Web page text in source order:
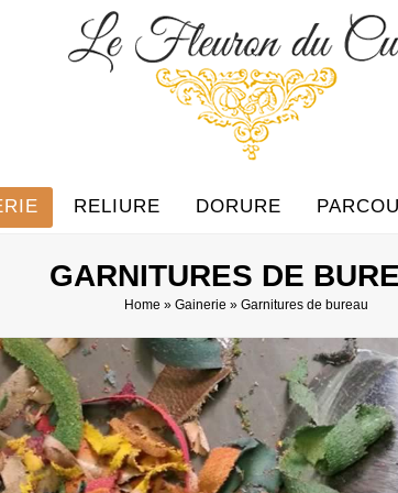
RELIURE DORURE
GARNITURES DE
Home » Gainerie » Garnitures de bureau